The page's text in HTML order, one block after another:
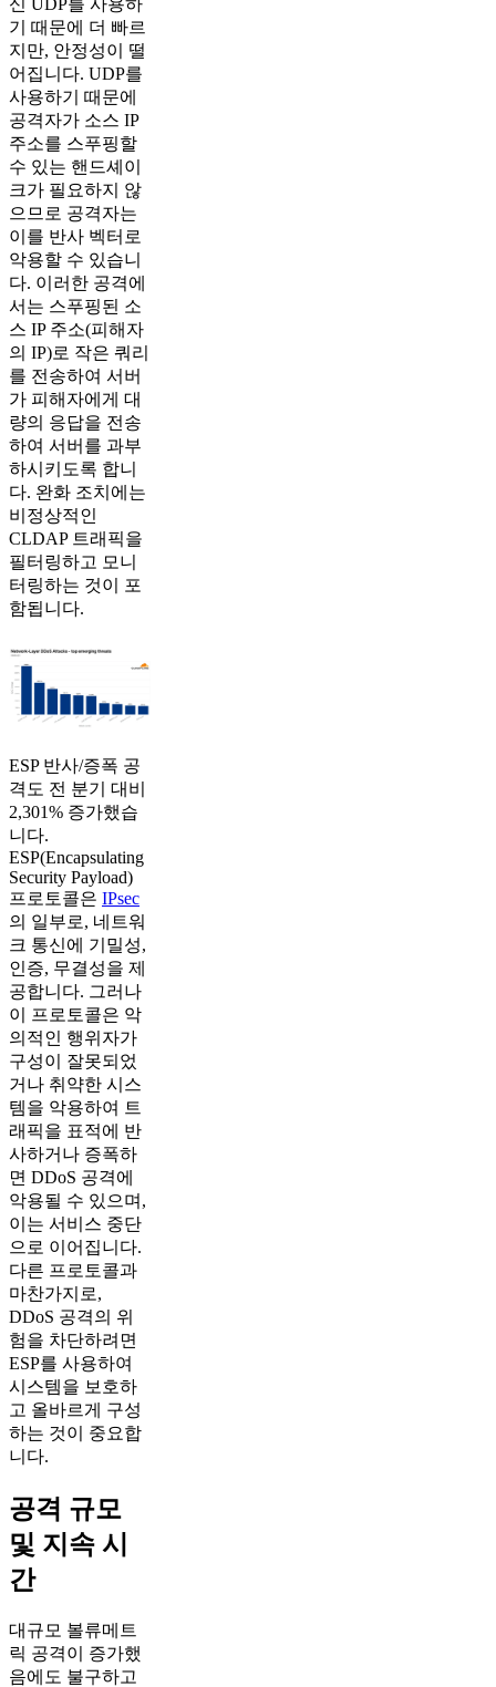
신 UDP를 사용하
기 때문에 더 빠르
지만, 안정성이 떨
어집니다. UDP를
사용하기 때문에
공격자가 소스 IP
주소를 스푸핑할
수 있는 핸드셰이
크가 필요하지 않
으므로 공격자는
이를 반사 벡터로
악용할 수 있습니
다. 이러한 공격에
서는 스푸핑된 소
스 IP 주소(피해자
의 IP)로 작은 쿼리
를 전송하여 서버
가 피해자에게 대
량의 응답을 전송
하여 서버를 과부
하시키도록 합니
다. 완화 조치에는
비정상적인
CLDAP 트래픽을
필터링하고 모니
터링하는 것이 포
함됩니다.
ESP 반사/증폭 공
격도 전 분기 대비
2,301% 증가했습
니다.
ESP(Encapsulating
Security Payload)
프로토콜은 IPsec
의 일부로, 네트워
크 통신에 기밀성,
인증, 무결성을 제
공합니다. 그러나
이 프로토콜은 악
의적인 행위자가
구성이 잘못되었
거나 취약한 시스
템을 악용하여 트
래픽을 표적에 반
사하거나 증폭하
면 DDoS 공격에
악용될 수 있으며,
이는 서비스 중단
으로 이어집니다.
다른 프로토콜과
마찬가지로,
DDoS 공격의 위
험을 차단하려면
ESP를 사용하여
시스템을 보호하
고 올바르게 구성
하는 것이 중요합
니다.
공격 규모
및 지속 시
간
대규모 볼류메트
릭 공격이 증가했
음에도 불구하고